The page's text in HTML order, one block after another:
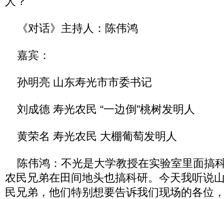
《对话》主持人：陈伟鸿
嘉宾：
孙明亮 山东寿光市市委书记
刘成德 寿光农民 “一边倒”桃树发明人
黄荣名 寿光农民 大棚葡萄发明人
陈伟鸿：不光是大学教授在实验室里面搞
农民兄弟在田间地头也搞科研。今天我听说
民兄弟，他们特别想要告诉我们现场的各位